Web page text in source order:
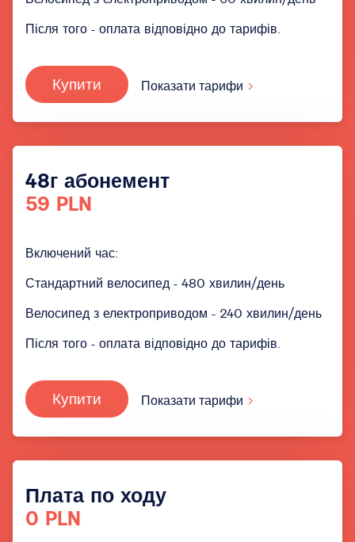
Після того - оплата відповідно до тарифів.
Купити Показати тарифи
48г абонемент
59 PLN
Включений час:
Стандартний велосипед - 480 хвилин/день
Велосипед з електроприводом - 240 хвилин/день
Після того - оплата відповідно до тарифів.
Купити Показати тарифи
Плата по ходу
0 PLN